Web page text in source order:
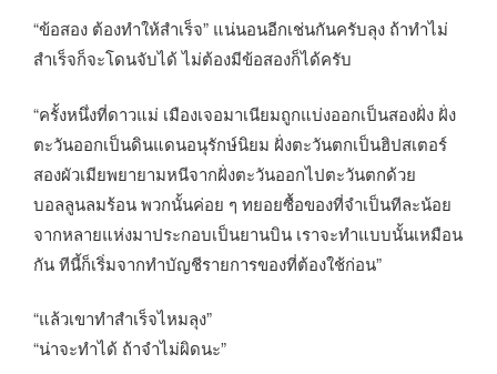
“ข้อสอง ต้องทำให้สำเร็จ” แน่นอนอีกเช่นกันครับลุง ถ้าทำไม่
สำเร็จก็จะโดนจับได้ ไม่ต้องมีข้อสองก็ได้ครับ
“ครั้งหนึ่งที่ดาวแม่ เมืองเจอมาเนียมถูกแบ่งออกเป็นสองฝั่ง ฝั่ง
ตะวันออกเป็นดินแดนอนุรักษ์นิยม ฝั่งตะวันตกเป็นฮิปสเตอร์
สองผัวเมียพยายามหนีจากฝั่งตะวันออกไปตะวันตกด้วย
บอลลูนลมร้อน พวกนั้นค่อย ๆ ทยอยซื้อของที่จำเป็นทีละน้อย
จากหลายแห่งมาประกอบเป็นยานบิน เราจะทำแบบนั้นเหมือน
กัน ทีนี้ก็เริ่มจากทำบัญชีรายการของที่ต้องใช้ก่อน”
“แล้วเขาทำสำเร็จไหมลุง”
“น่าจะทำได้ ถ้าจำไม่ผิดนะ”